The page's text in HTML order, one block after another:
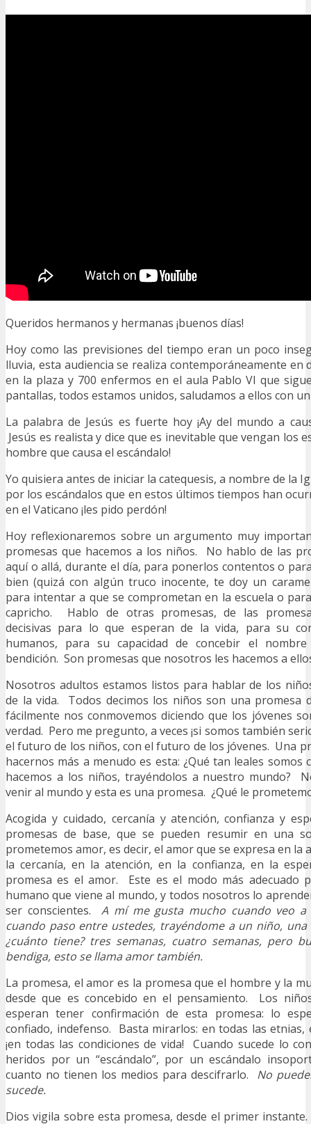
Queridos hermanos y hermanas ¡buenos días!
Hoy como las previsiones del tiempo eran un poco
lluvia, esta audiencia se realiza contemporáneamente en
en la plaza y 700 enfermos en el aula Pablo VI que
pantallas, todos estamos unidos, saludamos a ellos con
La palabra de Jesús es fuerte hoy ¡Ay del mundo a
Jesús es realista y dice que es inevitable que vengan los
hombre que causa el escándalo!
Yo quisiera antes de iniciar la catequesis, a nombre de la
por los escándalos que en estos últimos tiempos han
en el Vaticano ¡les pido perdón!
Hoy reflexionaremos sobre un argumento muy
promesas que hacemos a los niños. No hablo de las
aquí o allá, durante el día, para ponerlos contentos o
bien (quizá con algún truco inocente, te doy un
para intentar a que se comprometan en la escuela o
capricho. Hablo de otras promesas, de las
decisivas para lo que esperan de la vida, para su
humanos, para su capacidad de concebir el
bendición. Son promesas que nosotros les hacemos a
Nosotros adultos estamos listos para hablar de los
de la vida. Todos decimos los niños son una promesa
fácilmente nos conmovemos diciendo que los jóvenes
verdad. Pero me pregunto, a veces ¡si somos también
el futuro de los niños, con el futuro de los jóvenes. Una
hacernos más a menudo es esta: ¿Qué tan leales somos
hacemos a los niños, trayéndolos a nuestro mundo?
venir al mundo y esta es una promesa. ¿Qué le
Acogida y cuidado, cercanía y atención, confianza y
promesas de base, que se pueden resumir en una
prometemos amor, es decir, el amor que se expresa en la
la cercanía, en la atención, en la confianza, en la
promesa es el amor. Este es el modo más adecuado
humano que viene al mundo, y todos nosotros lo
ser conscientes.A mí me gusta mucho cuando veo a
cuando paso entre ustedes, trayéndome a un niño,
¿cuánto tiene? tres semanas, cuatro semanas, pero
bendiga, esto se llama amor también.
La promesa, el amor es la promesa que el hombre y la
desde que es concebido en el pensamiento. Los
esperan tener confirmación de esta promesa: lo
confiado, indefenso. Basta mirarlos: en todas las etnias,
¡en todas las condiciones de vida! Cuando sucede lo
heridos por un “escándalo”, por un escándalo
cuanto no tienen los medios para descifrarlo. No
sucede.
Dios vigila sobre esta promesa, desde el primer instante.